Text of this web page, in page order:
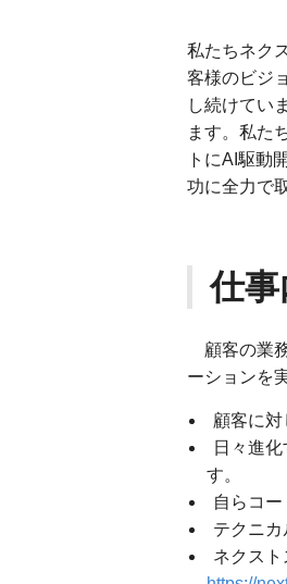
私たちネク
客様のビジ
し続けてい
ます。私た
トにAI駆動
功に全力で
仕
顧客の業
ーションを
顧客に対
日々進
す。
自らコ
テクニカ
ネクスト